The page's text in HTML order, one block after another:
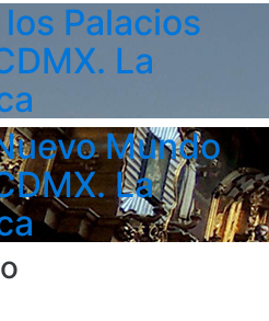
Palacios
La
Mundo
La